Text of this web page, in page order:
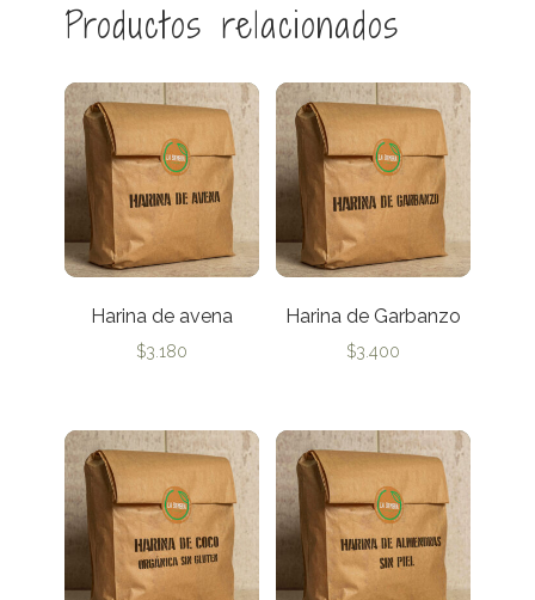
Productos relacionados
Harina de avena
$3.180
Harina de Garbanzo
$3.400